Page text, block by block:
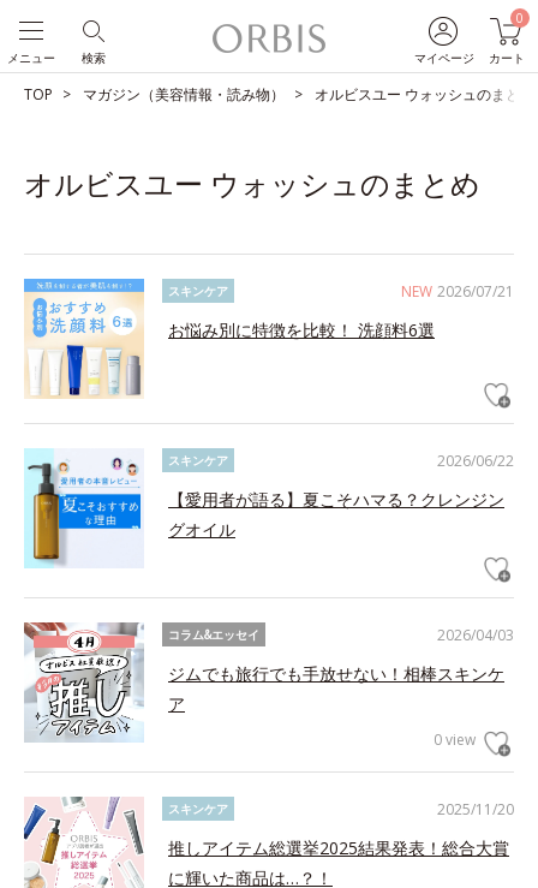
マイページ
0
カート
検索
メニュー
TOP マガジン（美容情報・読み物） オルビスユー ウォッシュのまとめ
オルビスユー ウォッシュのまとめ
NEW 2026/07/21
スキンケア
お悩み別に特徴を比較！ 洗顔料6選
2026/06/22
スキンケア
【愛用者が語る】夏こそハマる？クレンジン
グオイル
2026/04/03
コラム&エッセイ
ジムでも旅行でも手放せない！相棒スキンケ
ア
0 view
2025/11/20
スキンケア
推しアイテム総選挙2025結果発表！総合大賞
に輝いた商品は…？！